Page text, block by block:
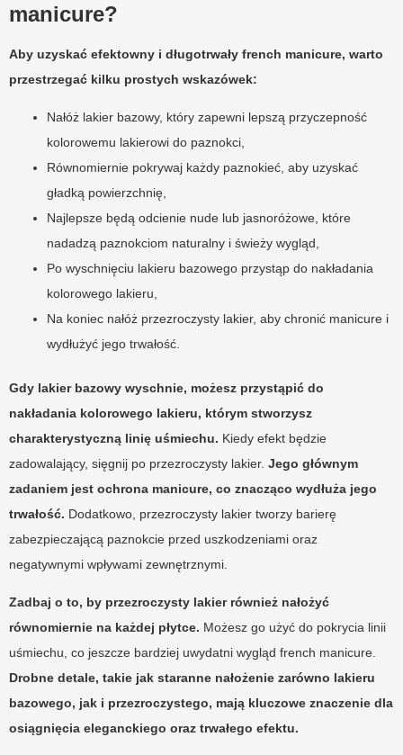
manicure?
Aby uzyskać efektowny i długotrwały french manicure, warto
przestrzegać kilku prostych wskazówek:
Nałóż lakier bazowy, który zapewni lepszą przyczepność
kolorowemu lakierowi do paznokci,
Równomiernie pokrywaj każdy paznokieć, aby uzyskać
gładką powierzchnię,
Najlepsze będą odcienie nude lub jasnoróżowe, które
nadadzą paznokciom naturalny i świeży wygląd,
Po wyschnięciu lakieru bazowego przystąp do nakładania
kolorowego lakieru,
Na koniec nałóż przezroczysty lakier, aby chronić manicure i
wydłużyć jego trwałość.
Gdy lakier bazowy wyschnie, możesz przystąpić do
nakładania kolorowego lakieru, którym stworzysz
charakterystyczną linię uśmiechu. Kiedy efekt będzie
zadowalający, sięgnij po przezroczysty lakier. Jego głównym
zadaniem jest ochrona manicure, co znacząco wydłuża jego
trwałość. Dodatkowo, przezroczysty lakier tworzy barierę
zabezpieczającą paznokcie przed uszkodzeniami oraz
negatywnymi wpływami zewnętrznymi.
Zadbaj o to, by przezroczysty lakier również nałożyć
równomiernie na każdej płytce. Możesz go użyć do pokrycia linii
uśmiechu, co jeszcze bardziej uwydatni wygląd french manicure.
Drobne detale, takie jak staranne nałożenie zarówno lakieru
bazowego, jak i przezroczystego, mają kluczowe znaczenie dla
osiągnięcia eleganckiego oraz trwałego efektu.